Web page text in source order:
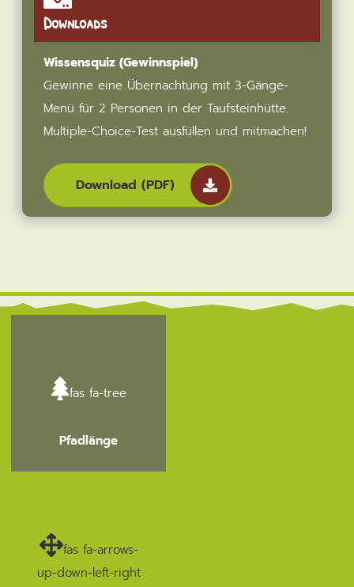
Downloads
Wissensquiz (Gewinnspiel)
Gewinne eine Übernachtung mit 3-Gänge-
Menü für 2 Personen in der Taufsteinhütte.
Multiple-Choice-Test ausfüllen und mitmachen!
Download (PDF)
fas fa-tree
Pfadlänge
fas fa-arrows-
up-down-left-right